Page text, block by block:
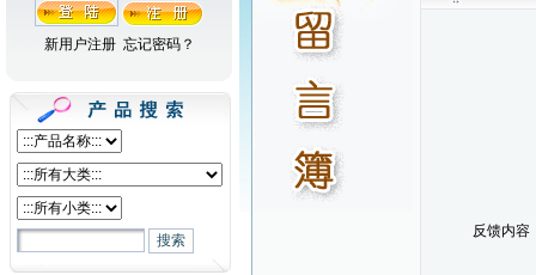
新用户注册 忘记密码？
反馈内容